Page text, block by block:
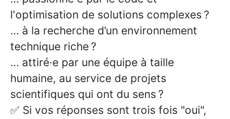
l'optimisation de solutions complexes ?
… à la recherche d’un environnement
technique riche ?
… attiré·e par une équipe à taille
humaine, au service de projets
scientifiques qui ont du sens ?
✅ Si vos réponses sont trois fois "oui",